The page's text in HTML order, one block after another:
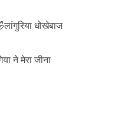
धोखेबाज
ने मेरा जीना